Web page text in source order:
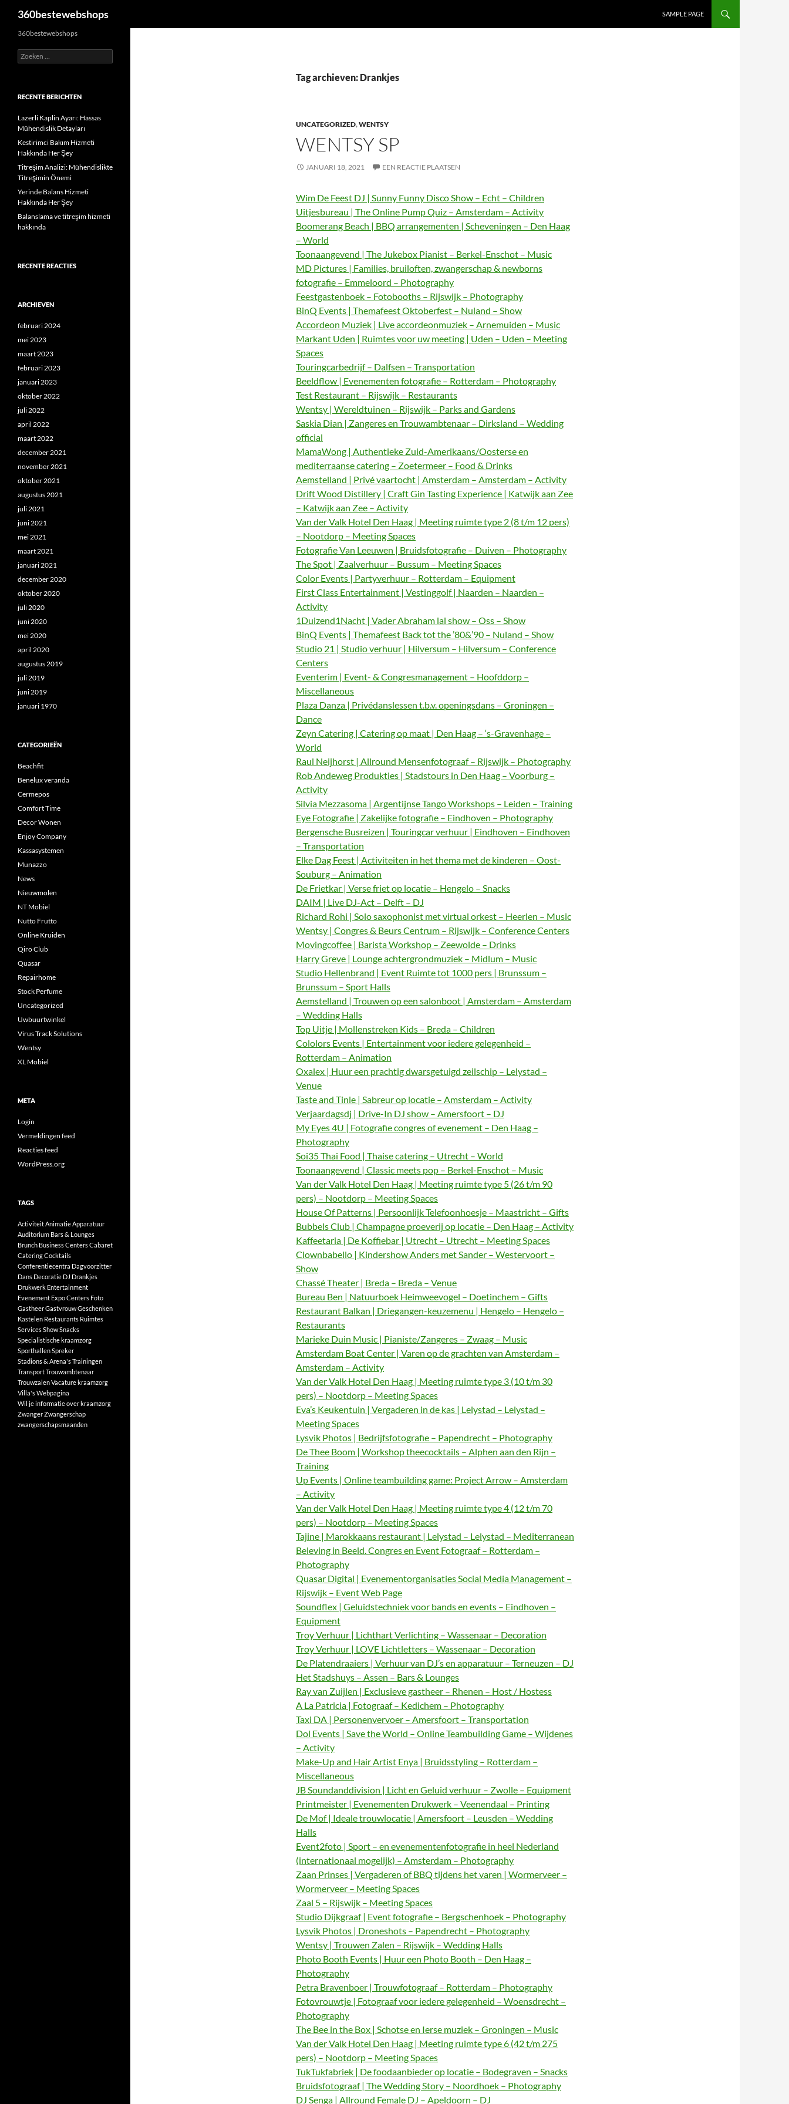
360bestewebshops SAMPLE PAGE
Tag archieven: Drankjes
UNCATEGORIZED,WENTSY
WENTSY SP
JANUARI 18, 2021 EEN REACTIE PLAATSEN
Wim De Feest DJ | Sunny Funny Disco Show – Echt – Children
Uitjesbureau | The Online Pump Quiz – Amsterdam – Activity
Boomerang Beach | BBQ arrangementen | Scheveningen – Den Haag
– World
Toonaangevend | The Jukebox Pianist – Berkel-Enschot – Music
MD Pictures | Families, bruiloften, zwangerschap & newborns
fotografie – Emmeloord – Photography
Feestgastenboek – Fotobooths – Rijswijk – Photography
BinQ Events | Themafeest Oktoberfest – Nuland – Show
Accordeon Muziek | Live accordeonmuziek – Arnemuiden – Music
Markant Uden | Ruimtes voor uw meeting | Uden – Uden – Meeting
Spaces
Touringcarbedrijf – Dalfsen – Transportation
Beeldflow | Evenementen fotografie – Rotterdam – Photography
Test Restaurant – Rijswijk – Restaurants
Wentsy | Wereldtuinen – Rijswijk – Parks and Gardens
Saskia Dian | Zangeres en Trouwambtenaar – Dirksland – Wedding
official
MamaWong | Authentieke Zuid-Amerikaans/Oosterse en
mediterraanse catering – Zoetermeer – Food & Drinks
Aemstelland | Privé vaartocht | Amsterdam – Amsterdam – Activity
Drift Wood Distillery | Craft Gin Tasting Experience | Katwijk aan Zee
– Katwijk aan Zee – Activity
Van der Valk Hotel Den Haag | Meeting ruimte type 2 (8 t/m 12 pers)
– Nootdorp – Meeting Spaces
Fotografie Van Leeuwen | Bruidsfotografie – Duiven – Photography
The Spot | Zaalverhuur – Bussum – Meeting Spaces
Color Events | Partyverhuur – Rotterdam – Equipment
First Class Entertainment | Vestinggolf | Naarden – Naarden –
Activity
1Duizend1Nacht | Vader Abraham lal show – Oss – Show
BinQ Events | Themafeest Back tot the ’80&’90 – Nuland – Show
Studio 21 | Studio verhuur | Hilversum – Hilversum – Conference
Centers
Eventerim | Event- & Congresmanagement – Hoofddorp –
Miscellaneous
Plaza Danza | Privédanslessen t.b.v. openingsdans – Groningen –
Dance
Zeyn Catering | Catering op maat | Den Haag – ‘s-Gravenhage –
World
Raul Neijhorst | Allround Mensenfotograaf – Rijswijk – Photography
Rob Andeweg Produkties | Stadstours in Den Haag – Voorburg –
Activity
Silvia Mezzasoma | Argentijnse Tango Workshops – Leiden – Training
Eye Fotografie | Zakelijke fotografie – Eindhoven – Photography
Bergensche Busreizen | Touringcar verhuur | Eindhoven – Eindhoven
– Transportation
Elke Dag Feest | Activiteiten in het thema met de kinderen – Oost-
Souburg – Animation
De Frietkar | Verse friet op locatie – Hengelo – Snacks
DAIM | Live DJ-Act – Delft – DJ
Richard Rohi | Solo saxophonist met virtual orkest – Heerlen – Music
Wentsy | Congres & Beurs Centrum – Rijswijk – Conference Centers
Movingcoffee | Barista Workshop – Zeewolde – Drinks
Harry Greve | Lounge achtergrondmuziek – Midlum – Music
Studio Hellenbrand | Event Ruimte tot 1000 pers | Brunssum –
Brunssum – Sport Halls
Aemstelland | Trouwen op een salonboot | Amsterdam – Amsterdam
– Wedding Halls
Top Uitje | Mollenstreken Kids – Breda – Children
Cololors Events | Entertainment voor iedere gelegenheid –
Rotterdam – Animation
Oxalex | Huur een prachtig dwarsgetuigd zeilschip – Lelystad –
Venue
Taste and Tinle | Sabreur op locatie – Amsterdam – Activity
Verjaardagsdj | Drive-In DJ show – Amersfoort – DJ
My Eyes 4U | Fotografie congres of evenement – Den Haag –
Photography
Soi35 Thai Food | Thaise catering – Utrecht – World
Toonaangevend | Classic meets pop – Berkel-Enschot – Music
Van der Valk Hotel Den Haag | Meeting ruimte type 5 (26 t/m 90
pers) – Nootdorp – Meeting Spaces
House Of Patterns | Persoonlijk Telefoonhoesje – Maastricht – Gifts
Bubbels Club | Champagne proeverij op locatie – Den Haag – Activity
Kaffeetaria | De Koffiebar | Utrecht – Utrecht – Meeting Spaces
Clownbabello | Kindershow Anders met Sander – Westervoort –
Show
Chassé Theater | Breda – Breda – Venue
Bureau Ben | Natuurboek Heimweevogel – Doetinchem – Gifts
Restaurant Balkan | Driegangen-keuzemenu | Hengelo – Hengelo –
Restaurants
Marieke Duin Music | Pianiste/Zangeres – Zwaag – Music
Amsterdam Boat Center | Varen op de grachten van Amsterdam –
Amsterdam – Activity
Van der Valk Hotel Den Haag | Meeting ruimte type 3 (10 t/m 30
pers) – Nootdorp – Meeting Spaces
Eva’s Keukentuin | Vergaderen in de kas | Lelystad – Lelystad –
Meeting Spaces
Lysvik Photos | Bedrijfsfotografie – Papendrecht – Photography
De Thee Boom | Workshop theecocktails – Alphen aan den Rijn –
Training
Up Events | Online teambuilding game: Project Arrow – Amsterdam
– Activity
Van der Valk Hotel Den Haag | Meeting ruimte type 4 (12 t/m 70
pers) – Nootdorp – Meeting Spaces
Tajine | Marokkaans restaurant | Lelystad – Lelystad – Mediterranean
Beleving in Beeld. Congres en Event Fotograaf – Rotterdam –
Photography
Quasar Digital | Evenementorganisaties Social Media Management –
Rijswijk – Event Web Page
Soundflex | Geluidstechniek voor bands en events – Eindhoven –
Equipment
Troy Verhuur | Lichthart Verlichting – Wassenaar – Decoration
Troy Verhuur | LOVE Lichtletters – Wassenaar – Decoration
De Platendraaiers | Verhuur van DJ’s en apparatuur – Terneuzen – DJ
Het Stadshuys – Assen – Bars & Lounges
Ray van Zuijlen | Exclusieve gastheer – Rhenen – Host / Hostess
A La Patricia | Fotograaf – Kedichem – Photography
Taxi DA | Personenvervoer – Amersfoort – Transportation
Dol Events | Save the World – Online Teambuilding Game – Wijdenes
– Activity
Make-Up and Hair Artist Enya | Bruidsstyling – Rotterdam –
Miscellaneous
JB Soundanddivision | Licht en Geluid verhuur – Zwolle – Equipment
Printmeister | Evenementen Drukwerk – Veenendaal – Printing
De Mof | Ideale trouwlocatie | Amersfoort – Leusden – Wedding
Halls
Event2foto | Sport – en evenementenfotografie in heel Nederland
(internationaal mogelijk) – Amsterdam – Photography
Zaan Prinses | Vergaderen of BBQ tijdens het varen | Wormerveer –
Wormerveer – Meeting Spaces
Zaal 5 – Rijswijk – Meeting Spaces
Studio Dijkgraaf | Event fotografie – Bergschenhoek – Photography
Lysvik Photos | Droneshots – Papendrecht – Photography
Wentsy | Trouwen Zalen – Rijswijk – Wedding Halls
Photo Booth Events | Huur een Photo Booth – Den Haag –
Photography
Petra Bravenboer | Trouwfotograaf – Rotterdam – Photography
Fotovrouwtje | Fotograaf voor iedere gelegenheid – Woensdrecht –
Photography
The Bee in the Box | Schotse en Ierse muziek – Groningen – Music
Van der Valk Hotel Den Haag | Meeting ruimte type 6 (42 t/m 275
pers) – Nootdorp – Meeting Spaces
TukTukfabriek | De foodaanbieder op locatie – Bodegraven – Snacks
Bruidsfotograaf | The Wedding Story – Noordhoek – Photography
DJ Senga | Allround Female DJ – Apeldoorn – DJ
360bestewebshops
Zoeken
naar:
RECENTE BERICHTEN
Lazerli Kaplin Ayarı: Hassas
Mühendislik Detayları
Kestirimci Bakım Hizmeti
Hakkında Her Şey
Titreşim Analizi: Mühendislikte
Titreşimin Önemi
Yerinde Balans Hizmeti
Hakkında Her Şey
Balanslama ve titreşim hizmeti
hakkında
RECENTE REACTIES
ARCHIEVEN
februari 2024
mei 2023
maart 2023
februari 2023
januari 2023
oktober 2022
juli 2022
april 2022
maart 2022
december 2021
november 2021
oktober 2021
augustus 2021
juli 2021
juni 2021
mei 2021
maart 2021
januari 2021
december 2020
oktober 2020
juli 2020
juni 2020
mei 2020
april 2020
augustus 2019
juli 2019
juni 2019
januari 1970
CATEGORIEËN
Beachfit
Benelux veranda
Cermepos
Comfort Time
Decor Wonen
Enjoy Company
Kassasystemen
Munazzo
News
Nieuwmolen
NT Mobiel
Nutto Frutto
Online Kruiden
Qiro Club
Quasar
Repairhome
Stock Perfume
Uncategorized
Uwbuurtwinkel
Virus Track Solutions
Wentsy
XL Mobiel
META
Login
Vermeldingen feed
Reacties feed
WordPress.org
TAGS
ActiviteitAnimatieApparatuur
Auditorium Bars & Lounges
Brunch Business CentersCabaret
CateringCocktails
Conferentiecentra Dagvoorzitter
Dans Decoratie DJ Drankjes
Drukwerk Entertainment
Evenement Expo Centers Foto
GastheerGastvrouwGeschenken
Kastelen Restaurants Ruimtes
ServicesShowSnacks
Specialistische kraamzorg
SporthallenSpreker
Stadions & Arena'sTrainingen
TransportTrouwambtenaar
TrouwzalenVacature kraamzorg
Villa'sWebpagina
Wil je informatie over kraamzorg
ZwangerZwangerschap
zwangerschapsmaanden